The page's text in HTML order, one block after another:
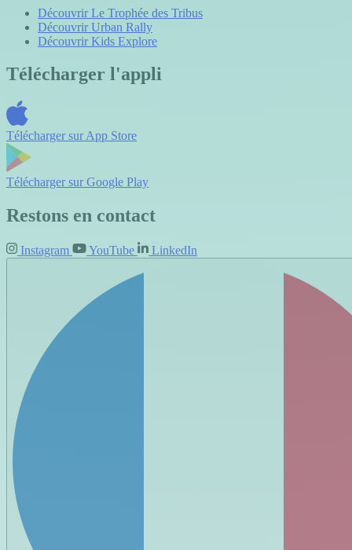
Découvrir Le Trophée des Tribus
Découvrir Urban Rally
Découvrir Kids Explore
Télécharger l'appli
Télécharger sur App Store
Télécharger sur Google Play
Restons en contact
Instagram YouTube LinkedIn